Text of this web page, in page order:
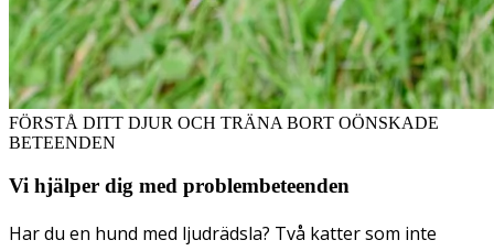
FÖRSTÅ DITT DJUR OCH TRÄNA BORT OÖNSKADE
BETEENDEN
Vi hjälper dig med problembeteenden
Har du en hund med ljudrädsla? Två katter som inte